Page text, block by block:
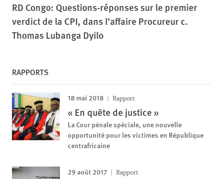
RD Congo: Questions-réponses sur le premier
verdict de la CPI, dans l’affaire Procureur c.
Thomas Lubanga Dyilo
RAPPORTS
18 mai 2018 Rapport
« En quête de justice »
La Cour pénale spéciale, une nouvelle
opportunité pour les victimes en République
centrafricaine
29 août 2017 Rapport